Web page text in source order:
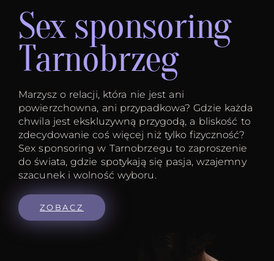
Sex sponsoring
Tarnobrzeg
Marzysz o relacji, która nie jest ani
powierzchowna, ani przypadkowa? Gdzie każda
chwila jest ekskluzywną przygodą, a bliskość to
zdecydowanie coś więcej niż tylko fizyczność?
Sex sponsoring w Tarnobrzegu to zaproszenie
do świata, gdzie spotykają się pasja, wzajemny
szacunek i wolność wyboru.
ZOBACZ